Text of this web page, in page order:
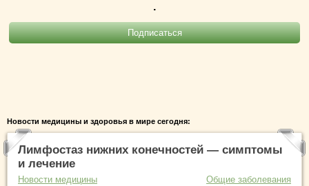
.
Новости медицины и здоровья в мире сегодня:
Лимфостаз нижних конечностей — симптомы
и лечение
Новости медицины Общие заболевания